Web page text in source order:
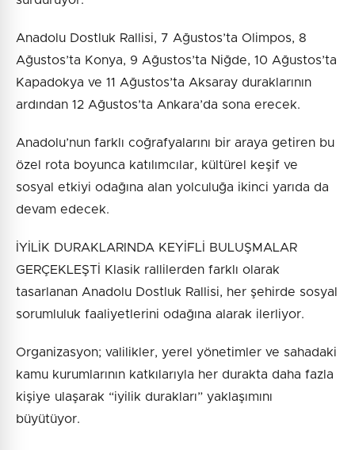
Anadolu Dostluk Rallisi, 7 Ağustos’ta Olimpos, 8
Ağustos’ta Konya, 9 Ağustos’ta Niğde, 10 Ağustos’ta
Kapadokya ve 11 Ağustos’ta Aksaray duraklarının
ardından 12 Ağustos’ta Ankara’da sona erecek.
Anadolu’nun farklı coğrafyalarını bir araya getiren bu
özel rota boyunca katılımcılar, kültürel keşif ve
sosyal etkiyi odağına alan yolculuğa ikinci yarıda da
devam edecek.
İYİLİK DURAKLARINDA KEYİFLİ BULUŞMALAR
GERÇEKLEŞTİ Klasik rallilerden farklı olarak
tasarlanan Anadolu Dostluk Rallisi, her şehirde sosyal
sorumluluk faaliyetlerini odağına alarak ilerliyor.
Organizasyon; valilikler, yerel yönetimler ve sahadaki
kamu kurumlarının katkılarıyla her durakta daha fazla
kişiye ulaşarak “iyilik durakları” yaklaşımını
büyütüyor.